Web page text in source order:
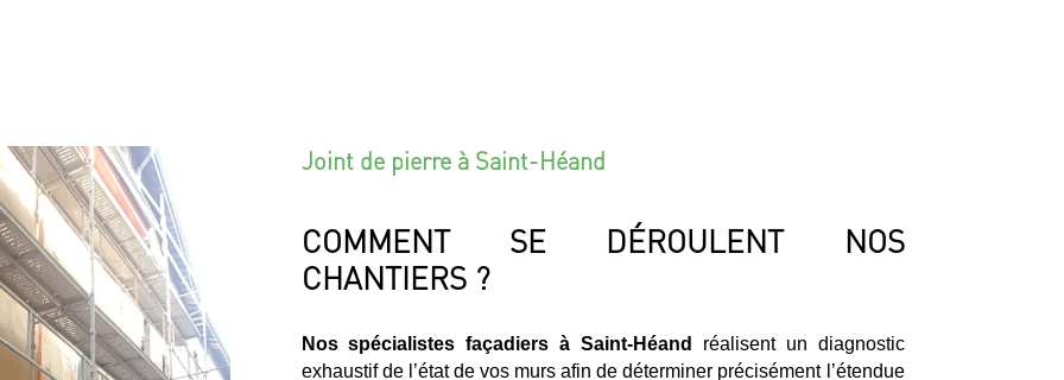
Joint de pierre à Saint-Héand
COMMENT SE DÉROULENT NOS
CHANTIERS ?
Nos spécialistes façadiers à Saint-Héand
réalisent un diagnostic
exhaustif de l’état de vos murs afin de déterminer précisément l’étendue